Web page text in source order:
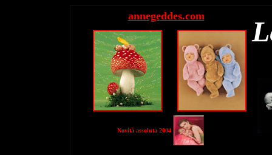
annegeddes.com
Novità assoluta 2004